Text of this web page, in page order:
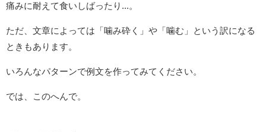
痛みに耐えて食いしばったり...。
ただ、文章によっては「噛み砕く」や「噛む」という訳になる
ときもあります。
いろんなパターンで例文を作ってみてください。
では、このへんで。